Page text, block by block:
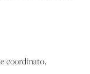
coordinato,